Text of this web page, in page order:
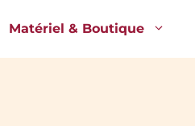
Matériel & Boutique